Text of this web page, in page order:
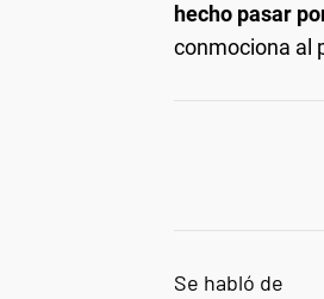
hecho pasar
conmociona al
Se habló de